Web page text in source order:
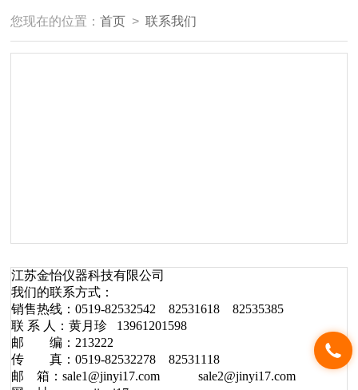
您现在的位置：首页 >联系我们
江苏金怡仪器科技有限公司
我们的联系方式：
销售热线：0519-82532542 82531618 82535385
联 系 人：黄月珍 13961201598
邮 编： 213222
传 真：0519-82532278 82531118
邮 箱：sale1@jinyi17.com sale2@jinyi17.com